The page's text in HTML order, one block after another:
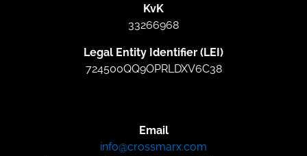
KvK
33266968
Legal Entity Identifier (LEI)
724500QQ9OPRLDXV6C38
Email
info@crossmarx.com